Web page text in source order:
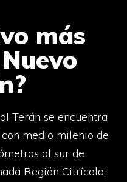
más
Terán se encuentra
medio milenio de
al sur de
Región Citrícola,